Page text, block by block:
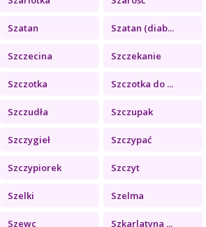
Szatan Szatan (diab...
Szczecina Szczekanie
Szczotka Szczotka do ...
Szczudła Szczupak
Szczygieł Szczypać
Szczypiorek Szczyt
Szelki Szelma
Szewc Szkarlatyna ...